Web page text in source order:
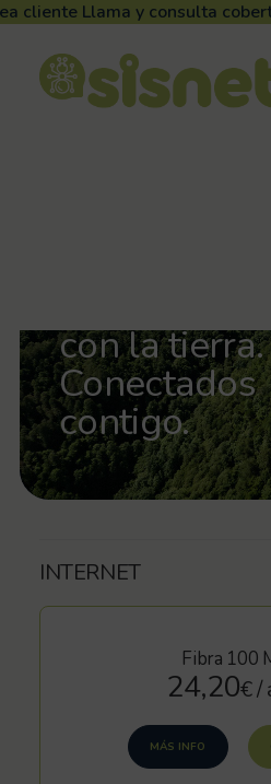
cliente Llama y consulta
con la tierra.
Conectados
contigo.
INTERNET
Fibra 100
24,20€ /
MÁS INFO